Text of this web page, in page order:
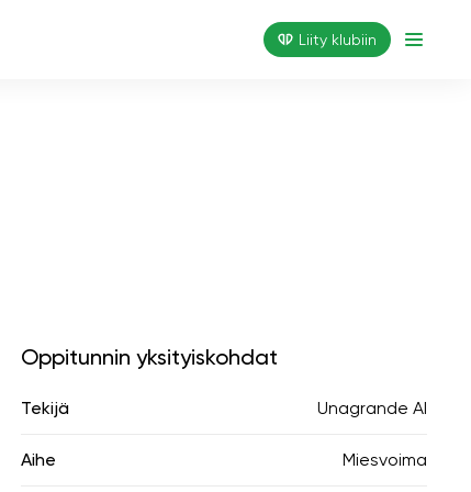
Liity klubiin
Oppitunnin yksityiskohdat
Tekijä Unagrande AI
Aihe Miesvoima